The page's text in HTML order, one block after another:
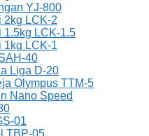
YJ-800
2kg LCK-2
1.5kg LCK-1.5
1kg LCK-1
40
Liga D-20
Olympus TTM-5
Nano Speed
01
TBP-05